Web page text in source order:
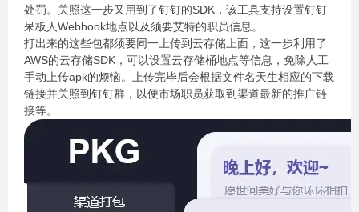
处罚。关照这一步又用到了钉钉的SDK，该工具支持设置钉钉
呆板人Webhook地点以及须要艾特的职员信息。
打出来的这些包都须要同一上传到云存储上面，这一步利用了
AWS的云存储SDK，可以设置云存储桶地点等信息，免除人工
手动上传apk的烦恼。上传完毕后会根据文件名天生相应的下载
链接并关照到钉钉群，以便市场职员获取到渠道最新的推广链
接等。